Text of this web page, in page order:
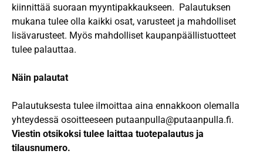
kiinnittää suoraan myyntipakkaukseen. Palautuksen
mukana tulee olla kaikki osat, varusteet ja mahdolliset
lisävarusteet. Myös mahdolliset kaupanpäällistuotteet
tulee palauttaa.
Näin palautat
Palautuksesta tulee ilmoittaa aina ennakkoon olemalla
yhteydessä osoitteeseen putaanpulla@putaanpulla.fi.
Viestin otsikoksi tulee laittaa tuotepalautus ja
tilausnumero.